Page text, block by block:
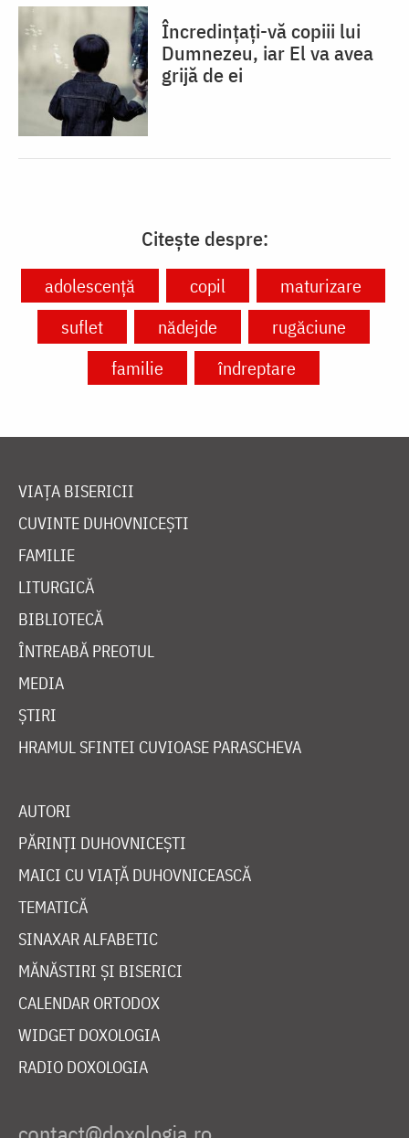
Încredințați-vă copiii lui
Dumnezeu, iar El va avea
grijă de ei
Citește despre:
adolescență copil
maturizare
suflet
nădejde
rugăciune
familie
îndreptare
VIAȚA BISERICII
CUVINTE DUHOVNICEȘTI
FAMILIE
LITURGICĂ
BIBLIOTECĂ
ÎNTREABĂ PREOTUL
MEDIA
ȘTIRI
HRAMUL SFINTEI CUVIOASE PARASCHEVA
AUTORI
PĂRINȚI DUHOVNICEȘTI
MAICI CU VIAȚĂ DUHOVNICEASCĂ
TEMATICĂ
SINAXAR ALFABETIC
MĂNĂSTIRI ȘI BISERICI
CALENDAR ORTODOX
WIDGET DOXOLOGIA
RADIO DOXOLOGIA